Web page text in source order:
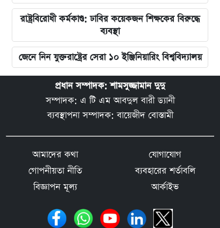
রাষ্ট্রবিরোধী কর্মকাণ্ড: ঢাবির কয়েকজন শিক্ষকের বিরুদ্ধে
ব্যবস্থা
জেনে নিন যুক্তরাষ্ট্রের সেরা ১০ ইঞ্জিনিয়ারিং বিশ্ববিদ্যালয়
প্রধান সম্পাদক: শামসুজ্জামান দুদু
সম্পাদক: এ টি এম আবদুল বারী ড্যানী
ব্যবস্থাপনা সম্পাদক: বায়েজীদ বোস্তামী
আমাদের কথা
যোগাযোগ
গোপনীয়তা নীতি
ব্যবহারের শর্তাবলি
বিজ্ঞাপন মূল্য
আর্কাইভ